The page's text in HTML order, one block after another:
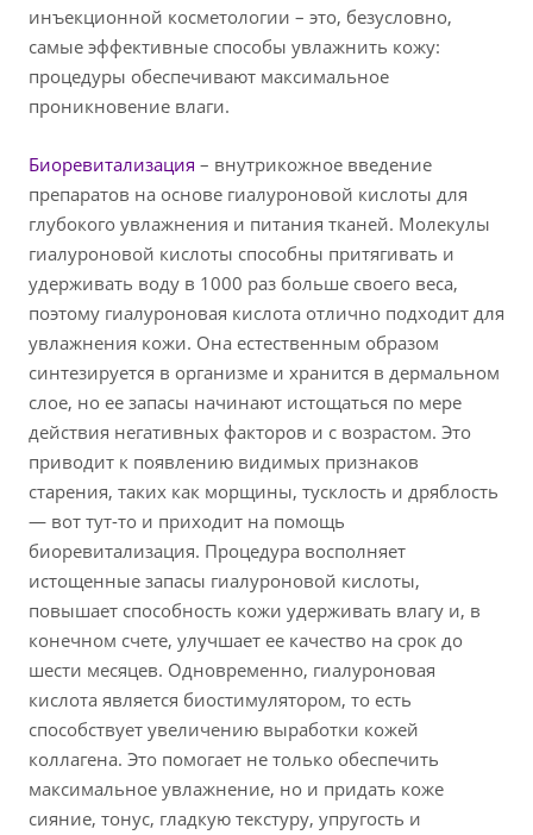
инъекционной косметологии – это, безусловно,
самые эффективные способы увлажнить кожу:
процедуры обеспечивают максимальное
проникновение влаги.
Биоревитализация – внутрикожное введение
препаратов на основе гиалуроновой кислоты для
глубокого увлажнения и питания тканей. Молекулы
гиалуроновой кислоты способны притягивать и
удерживать воду в 1000 раз больше своего веса,
поэтому гиалуроновая кислота отлично подходит для
увлажнения кожи. Она естественным образом
синтезируется в организме и хранится в дермальном
слое, но ее запасы начинают истощаться по мере
действия негативных факторов и с возрастом. Это
приводит к появлению видимых признаков
старения, таких как морщины, тусклость и дряблость
— вот тут-то и приходит на помощь
биоревитализация. Процедура восполняет
истощенные запасы гиалуроновой кислоты,
повышает способность кожи удерживать влагу и, в
конечном счете, улучшает ее качество на срок до
шести месяцев. Одновременно, гиалуроновая
кислота является биостимулятором, то есть
способствует увеличению выработки кожей
коллагена. Это помогает не только обеспечить
максимальное увлажнение, но и придать коже
сияние, тонус, гладкую текстуру, упругость и